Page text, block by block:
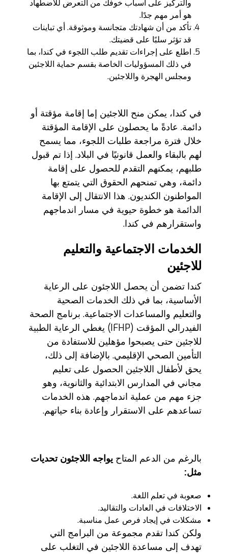
والتركيز على أسباب خوفك من التعرض للاضطهاد
هو أمر مهم جدًا.
تأكد من أن شهادتك متجانسة وموثوقة. أي تباينات
قد تؤثر سلبًا على قضيتك.
اطلع على إجراءات تقديم طلب اللجوء في كندا، بما
في ذلك المسؤوليات الخاصة بقسم حماية اللاجئين
ومجلس الهجرة واللاجئين.
في كندا، يمكن منح اللاجئين إما إقامة مؤقتة أو
دائمة. عادةً ما يحصلون على الإقامة المؤقتة
خلال فترة مراجعة طلبات اللجوء، مما يسمح
لهم بالبقاء والعمل قانونيًا في البلاد. إذا تم قبول
طلبهم، يمكنهم التقدم للحصول على إقامة
دائمة، وهي تمنحهم الحقوق التي يتمتع بها
المواطنون الكنديون. هذا الانتقال إلى الإقامة
الدائمة هو خطوة حيوية في مسار اندماجهم
واستقرارهم في كندا.
الخدمات الاجتماعية والتعليم
للاجئين
كندا تضمن أن يحصل اللاجئون على الرعاية
الأساسية، بما في ذلك الخدمات الصحية
والتعليم والمساعدات الاجتماعية. برنامج الصحة
الفيدرالي المؤقت (IFHP) يغطي الرعاية الطبية
للاجئين حتى يصبحوا مؤهلين للاستفادة من
التأمين الصحي الإقليمي. بالإضافة إلى ذلك،
يحق لأطفال اللاجئين الحصول على تعليم
مجاني في المدارس الابتدائية والثانوية، وهو
جزء مهم من عملية اندماجهم. هذه الخدمات
تساعدهم على الاستقرار وإعادة بناء حياتهم.
بالرغم من الدعم المتاحيواجه اللاجئون تحديات
مثل:
صعوبة في تعلم اللغة.
الاختلافات في العادات والتقاليد.
مشكلات في إيجاد فرص عمل مناسبة.
ولكن كندا تقدم مجموعة من البرامج التي
تهدف إلى مساعدة اللاجئين في التغلب على